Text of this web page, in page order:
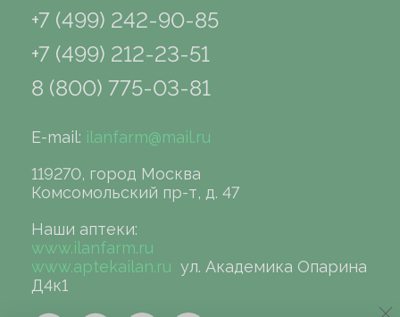
+7 (499) 242-90-85
+7 (499) 212-23-51
8 (800) 775-03-81
E-mail: ilanfarm@mail.ru
119270, город Москва
Комсомольский пр-т, д. 47
Наши аптеки:
www.ilanfarm.ru
www.aptekailan.ru ул. Академика Опарина
Д4к1